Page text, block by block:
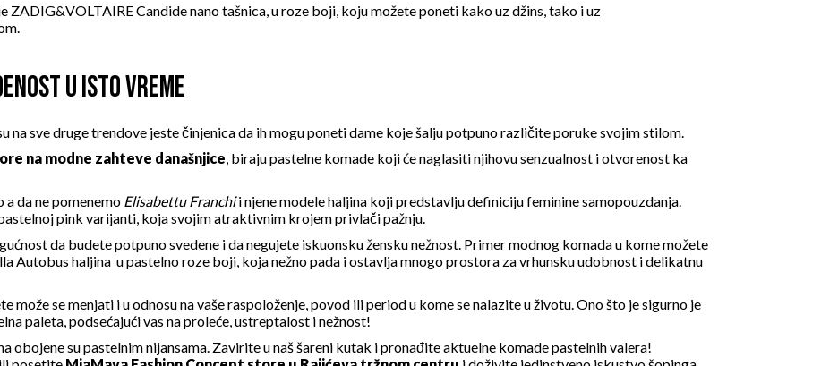
ZADIG&VOLTAIRECandide nano tašnica , u roze boji, koju možete poneti kako uz džins, tako i uz
U ISTO VREME
na sve druge trendove jeste činjenica da ih mogu poneti dame koje šalju potpuno različite poruke svojim stilom.
na modne zahteve današnjice , biraju pastelne komade koji će naglasiti njihovu senzualnost i otvorenost ka
da ne pomenemo Elisabettu Franchii njene modele haljina koji predstavlju definiciju feminine samopouzdanja.
pink varijanti, koja svojim atraktivnim krojem privlači pažnju.
da budete potpuno svedene i da negujete iskuonsku žensku nežnost. Primer modnog komada u kome možete
Autobus haljina u pastelno roze boji, koja nežno pada i ostavlja mnogo prostora za vrhunsku udobnost i delikatnu
može se menjati i u odnosu na vaše raspoloženje, povod ili period u kome se nalazite u životu. Ono što je sigurno je
paleta, podsećajući vas na proleće, ustreptalost i nežnost!
obojene su pastelnim nijansama. Zavirite u naš šareni kutak i pronađite aktuelne komade pastelnih valera!